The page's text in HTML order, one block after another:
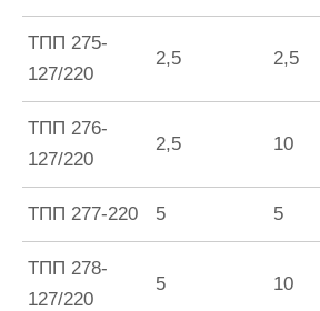
ТПП 275-
127/220
2,5 2,5
ТПП 276-
127/220
2,5 10
ТПП 277-220 5 5
ТПП 278-
127/220
5 10